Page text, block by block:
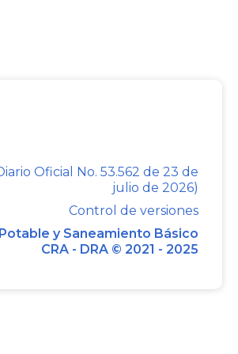
un tipo de gases de
el clima global;
en la página Web del
industria, los gremios
Oficial No. 53.562 de 23 de
julio de 2026)
Control de versiones
y Saneamiento Básico
CRA - DRA © 2021 - 2025